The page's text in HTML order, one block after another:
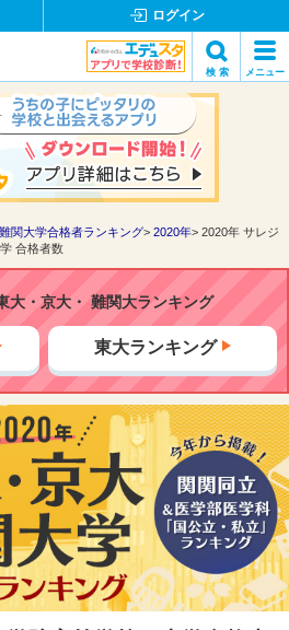
ログイン
検 索 メニュー
検索
関大学合格者ランキング 2020年
2020年 サレジ
合格者数
大・京大・ 難関大ランキング
東大ランキング